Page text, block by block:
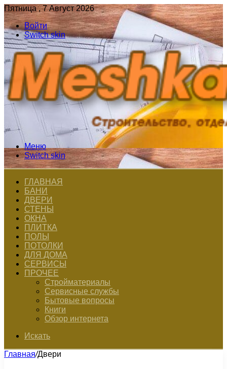
Пятница , 7 Август 2026
Войти
Switch skin
Меню
Switch skin
ГЛАВНАЯ
БАНИ
ДВЕРИ
СТЕНЫ
ОКНА
ПЛИТКА
ПОЛЫ
ПОТОЛКИ
ДЛЯ ДОМА
СЕРВИСЫ
ПРОЧЕЕ
Стройматериалы
Сервисные службы
Бытовые вопросы
Книги
Обзор интернета
Искать
Главная/Двери